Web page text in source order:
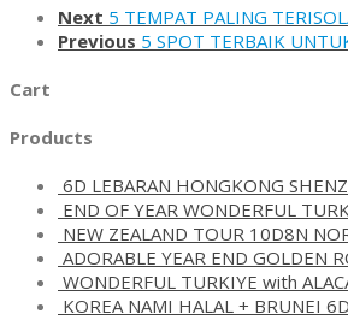
Next 5 TEMPAT PALING
Previous 5 SPOT TERBAIK
Cart
Products
6D LEBARAN HONGKONG
END OF YEAR WONDERFUL
NEW ZEALAND TOUR 10D8N
ADORABLE YEAR END GOLDEN
WONDERFUL TURKIYE with
KOREA NAMI HALAL + BRUNEI 6D